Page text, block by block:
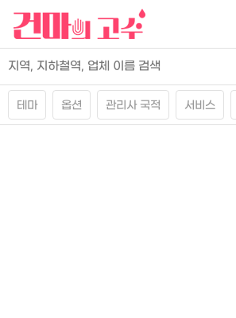
테마 옵션 관리사 국적 서비스